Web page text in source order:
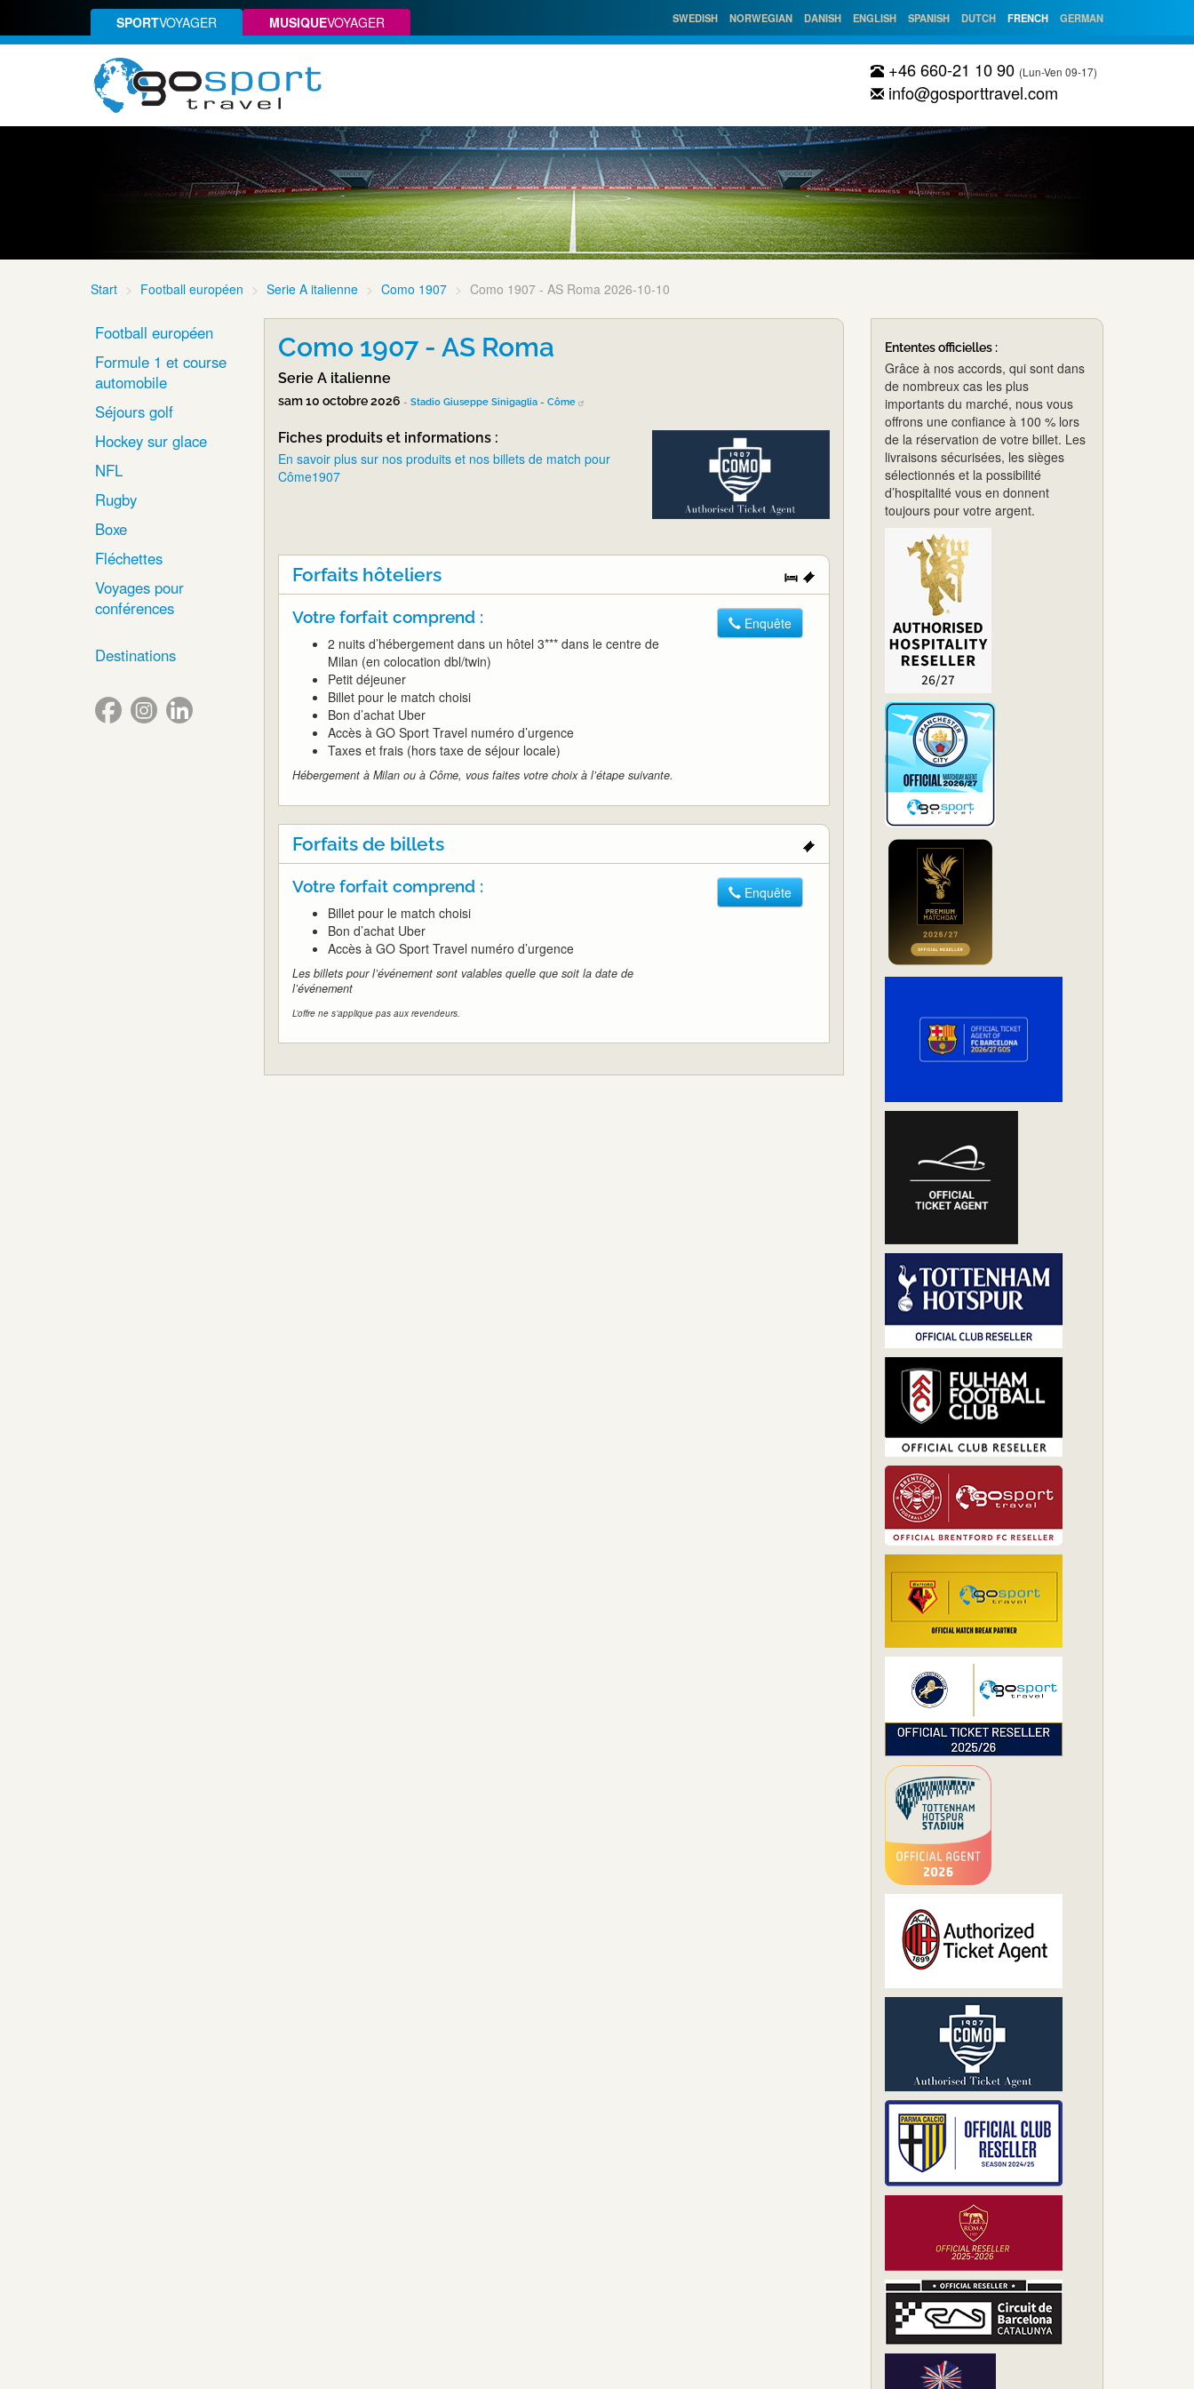
SPORTVOYAGER MUSIQUEVOYAGER SWEDISH NORWEGIAN DANISH ENGLISH SPANISH DUTCH FRENCH GERMAN
+46 660-21 10 90 (Lun-Ven 09-17)
info@gosporttravel.com
Start Football européen Serie A italienne Como 1907 Como 1907 - AS Roma 2026-10-10
Football européen
Formule 1 et course
automobile
Séjours golf
Hockey sur glace
NFL
Rugby
Boxe
Fléchettes
Voyages pour
conférences
Destinations
Como 1907 - AS Roma
Serie A italienne
sam 10 octobre 2026 - Stadio Giuseppe Sinigaglia - Côme
Fiches produits et informations :
En savoir plus sur nos produits et nos billets de match pour
Côme1907
Forfaits hôteliers
Votre forfait comprend :
2 nuits d’hébergement dans un hôtel 3*** dans le centre de
Milan (en colocation dbl/twin)
Petit déjeuner
Billet pour le match choisi
Bon d’achat Uber
Accès à GO Sport Travel numéro d’urgence
Taxes et frais (hors taxe de séjour locale)
Hébergement à Milan ou à Côme, vous faites votre choix à l’étape suivante.
Enquête
Forfaits de billets
Votre forfait comprend :
Billet pour le match choisi
Bon d’achat Uber
Accès à GO Sport Travel numéro d’urgence
Les billets pour l’événement sont valables quelle que soit la date de
l’événement
L’offre ne s’applique pas aux revendeurs.
Enquête
Ententes officielles :
Grâce à nos accords, qui sont dans
de nombreux cas les plus
importants du marché, nous vous
offrons une confiance à 100 % lors
de la réservation de votre billet. Les
livraisons sécurisées, les sièges
sélectionnés et la possibilité
d’hospitalité vous en donnent
toujours pour votre argent.